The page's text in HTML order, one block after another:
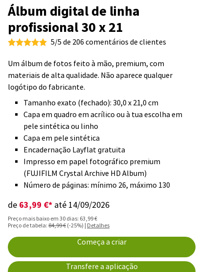
Álbum digital de linha
profissional 30 x 21
5/5 de 206 comentários de clientes
Um álbum de fotos feito à mão, premium, com
materiais de alta qualidade. Não aparece qualquer
logótipo do fabricante.
Tamanho exato (fechado): 30,0 x 21,0 cm
Capa em quadro em acrílico ou à tua escolha em
pele sintética ou linho
Capa em pele sintética
Encadernação Layflat gratuita
Impresso em papel fotográfico premium
(FUJIFILM Crystal Archive HD Album)
Número de páginas: mínimo 26, máximo 130
de 63,99 €* até 14/09/2026
Preço mais baixo em 30 dias: 63,99 €
Preço de tabela:84,99 €(-25%) | Detalhes
Começa a criar
Transfere a aplicação